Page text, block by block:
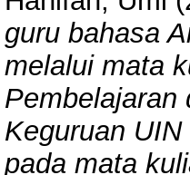
guru bahasa
melalui mata
Pembelajaran
Keguruan
pada mata